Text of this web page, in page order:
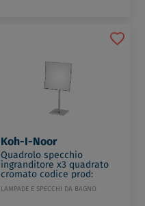
Koh-I-Noor
Quadrolo specchio
ingranditore x3 quadrato
cromato codice prod:
64/1KK3
LAMPADE E SPECCHI DA BAGNO